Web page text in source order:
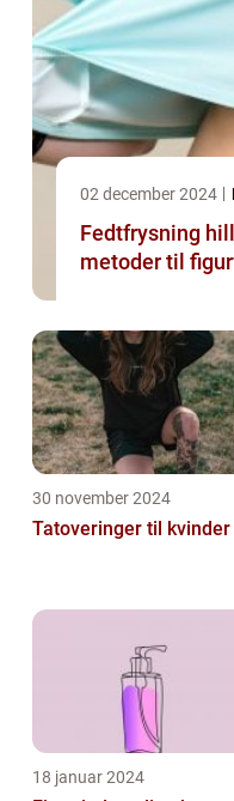
02 december 2024
Fedtfrysning
metoder til
30 november 2024
Tatoveringer til kvinder
18 januar 2024